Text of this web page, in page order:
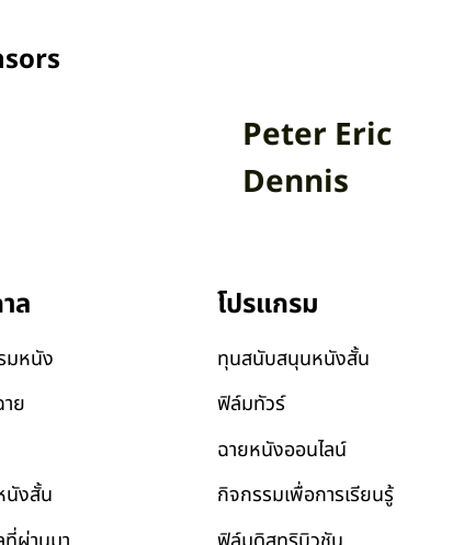
Peter Eric
Dennis
ล
มหนัง
ย
นังสั้น
โปรแกรม
ทุนสนับสนุนหนังสั้น
ฟิล์มทัวร์
ฉายหนังออนไลน์
กิจกรรมเพื่อการเรียนรู้